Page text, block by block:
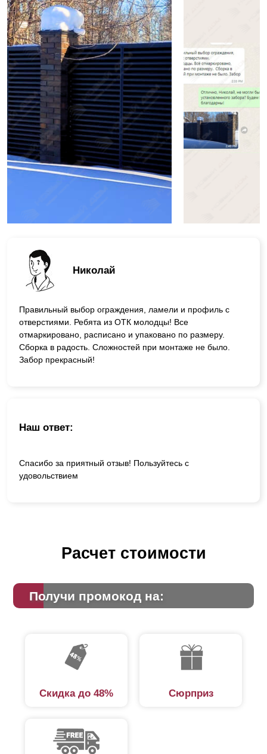
Николай
Правильный выбор ограждения, ламели и профиль с
отверстиями. Ребята из ОТК молодцы! Все
отмаркировано, расписано и упаковано по размеру.
Сборка в радость. Сложностей при монтаже не было.
Забор прекрасный!
Наш ответ:
Спасибо за приятный отзыв! Пользуйтесь с
удовольствием
Расчет стоимости
Получи промокод на:
Скидка до 48% Сюрприз